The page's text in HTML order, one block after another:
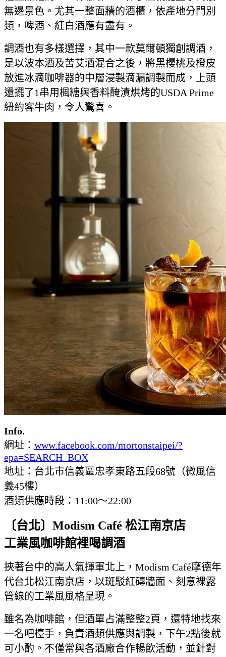
無邊景色。尤其一整面牆的酒櫃，依產地分門別
類，啤酒、紅白酒應有盡有。
調酒也有多樣選擇，其中一款莫爾頓獨創調酒，
是以波本酒及苦艾酒混合之後，將黑櫻桃及橙皮
放進冰滴咖啡器的中層浸製滴漏調製而成，上頭
還擺了1串用楓糖與香料醃漬烘烤的USDA Prime
紐約客牛肉，令人驚喜。
Info.
網址： www.facebook.com/mortonstaipei/?
epa=SEARCH_BOX
地址：台北市信義區忠孝東路五段68號（微風信
義45樓）
酒類供應時段：11:00～22:00
〔台北〕 Modism Café 松江南京店
工業風咖啡館裡喝調酒
挾著台中的高人氣揮軍北上，Modism Café摩德年
代台北松江南京店，以斑駁紅磚牆面、刻意裸露
管線的工業風風格呈現。
雖名為咖啡館，但酒單占滿整整2頁，還特地找來
一名吧檯手，負責酒類供應與調製，下午2點後就
可小酌。不僅常與各酒廠合作暢飲活動，並針對